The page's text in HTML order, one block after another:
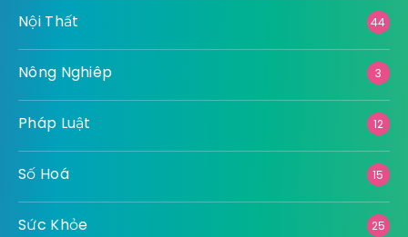
Nội Thất 44
Nông Nghiêp 3
Pháp Luật 12
Số Hoá 15
Sức Khỏe 25